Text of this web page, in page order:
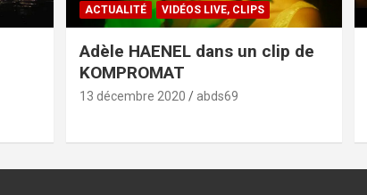
ACTUALITÉ VIDÉOS LIVE, CLIPS
Adèle HAENEL dans un clip de
KOMPROMAT
13 décembre 2020 abds69